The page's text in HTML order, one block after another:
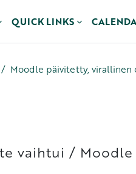
QUICK LINKS
Moodle päivitetty, virallinen
vaihtui /